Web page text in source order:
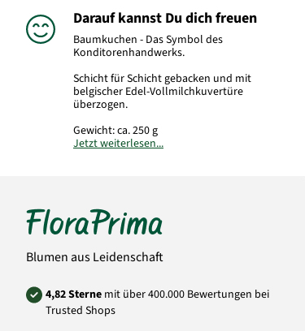
Darauf kannst Du dich freuen
Baumkuchen - Das Symbol des
Konditorenhandwerks.
Schicht für Schicht gebacken und mit
belgischer Edel-Vollmilchkuvertüre
überzogen.
Gewicht: ca. 250 g
Jetzt weiterlesen...
Blumen aus Leidenschaft
4,82 Sterne mit über 400.000 Bewertungen bei
Trusted Shops